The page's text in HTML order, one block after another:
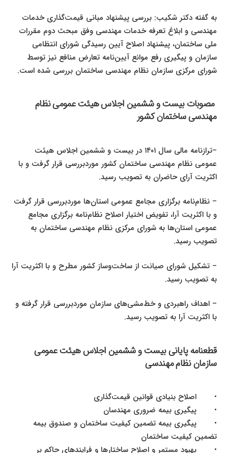
به گفته دکتر شکیب: بررسی پیشنهاد مبانی قیمت‌گذاری خدمات
مهندسی و ابلاغ تعرفه خدمات مهندسی وفق مبحث دوم مقررات
ملی ساختمان، پیشنهاد اصلاح آیین رسیدگی شورای انتظامی
سازمان و پیگیری رفع موانع آیین‌نامه تعارض منافع نیز توسط
شورای مرکزی سازمان نظام مهندسی ساختمان بررسی شده است.
مصوبات بیست ‌و ششمین اجلاس هیئت عمومی نظام
مهندسی ساختمان کشور
–ترازنامه مالی سال۱۴۰۱ در بیست‌ و ششمین اجلاس هیئت
عمومی نظام مهندسی ساختمان کشور موردبررسی قرار گرفت و با
اکثریت آرای حاضران به تصویب رسید.
–نظام‌نامه برگزاری مجامع عمومی استان‌ها موردبررسی قرار گرفت
و با اکثریت آرا، تفویض اختیار اصلاح نظام‌نامه برگزاری مجامع
عمومی استان‌ها به شورای مرکزی نظام مهندسی ساختمان به
تصویب رسید.
–تشکیل شورای صیانت از ساخت‌وساز کشور مطرح و با اکثریت آرا
به تصویب رسید.
–اهداف راهبردی و خط‌مشی‌های سازمان موردبررسی قرار گرفته و
با اکثریت آرا به تصویب رسید.
قطعنامه پایانی بیست ‌و ششمین اجلاس هیئت عمومی
سازمان نظام مهندسی
•اصلاح بنیادی قوانین قیمت‌گذاری
•پیگیری بیمه ضروری مهندسان
•پیگیری بیمه تضمین کیفیت ساختمان و صندوق بیمه
تضمین کیفیت ساختمان
•بهبود مستمر و اصلاح ساختارها و فرایندهای حاکم بر